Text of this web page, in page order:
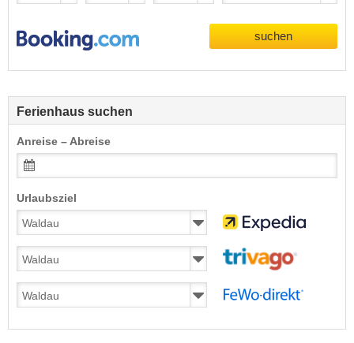
suchen
Ferienhaus suchen
Anreise – Abreise
Urlaubsziel